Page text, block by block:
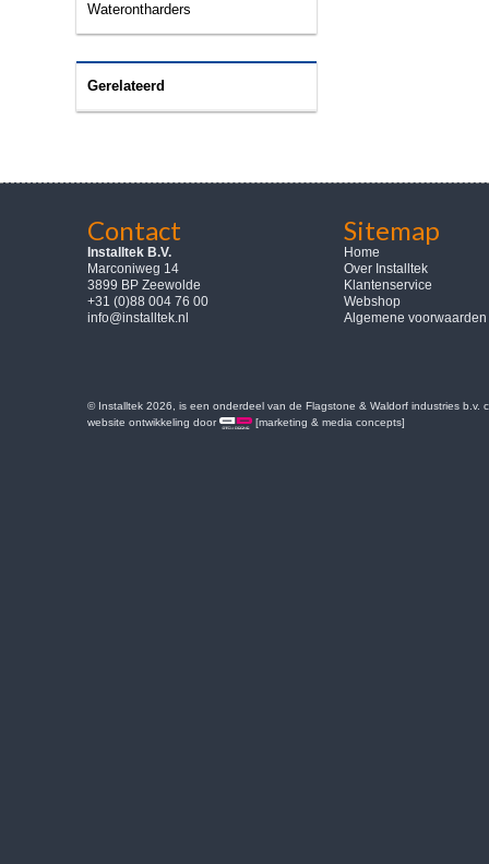
Waterontharders
Gerelateerd
Contact
Installtek B.V.
Marconiweg 14
3899 BP Zeewolde
+31 (0)88 004 76 00
info@installtek.nl
Sitemap
Home
Over Installtek
Klantenservice
Webshop
Algemene voorwaarden
© Installtek 2026, is een onderdeel van de Flagstone & Waldorf industries b.v.
website ontwikkeling door
[marketing & media concepts]